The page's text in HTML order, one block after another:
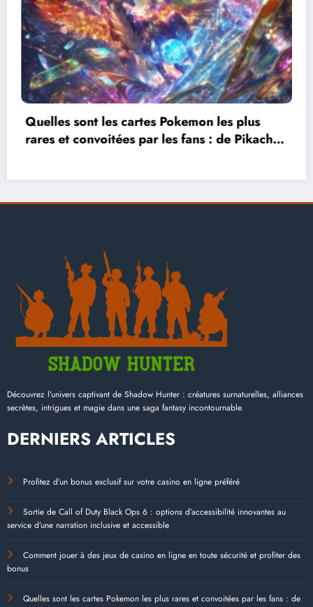
Pourquoi Cridutroll est la référence en
matière de culture geek et pop-culture
Découvrez l’univers captivant de Shadow Hunter : créatures surnaturelles, alliances
secrètes, intrigues et magie dans une saga fantasy incontournable.
DERNIERS ARTICLES
Profitez d’un bonus exclusif sur votre casino en ligne préféré
Sortie de Call of Duty Black Ops 6 : options d’accessibilité innovantes au
service d’une narration inclusive et accessible
Comment jouer à des jeux de casino en ligne en toute sécurité et profiter des
bonus
Quelles sont les cartes Pokemon les plus rares et convoitées par les fans : de